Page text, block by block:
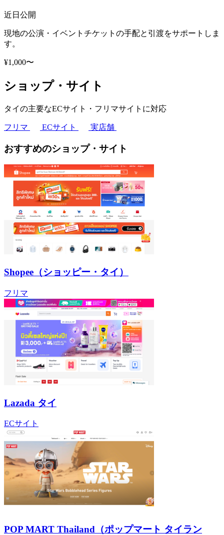
近日公開
現地の公演・イベントチケットの手配と引渡をサポートしま
す。
¥1,000〜
ショップ・サイト
タイの主要なECサイト・フリマサイトに対応
フリマ ECサイト 実店舗
おすすめのショップ・サイト
Shopee（ショッピー・タイ）
フリマ
Lazada タイ
ECサイト
POP MART Thailand（ポップマート タイラン